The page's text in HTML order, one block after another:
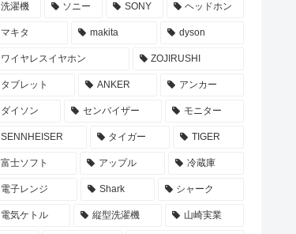
洗濯機 ソニー SONY ヘッドホン
マキタ makita dyson
ワイヤレスイヤホン ZOJIRUSHI
タブレット ANKER アンカー
ダイソン センバイザー モニター
SENNHEISER タイガー TIGER
富士ソフト アップル 冷蔵庫
電子レンジ Shark シャーク
電気ケトル 縦型洗濯機 山崎実業